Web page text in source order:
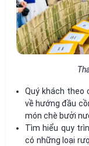
Quý khách theo
về hướng đầu
món chè bưởi
Tìm hiểu quy
có những loại